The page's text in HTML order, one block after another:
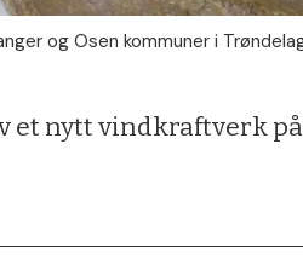
og Osen kommuner i
et nytt vindkraftverk